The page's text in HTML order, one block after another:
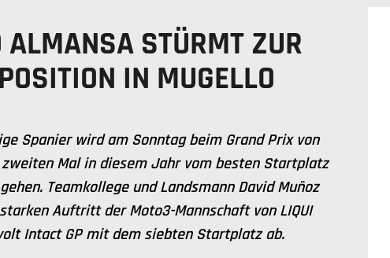
ALMANSA STÜRMT ZUR
IN MUGELLO
Spanier wird am Sonntag beim Grand Prix von
Mal in diesem Jahr vom besten Startplatz
Teamkollege und Landsmann David Muñoz
Auftritt der Moto3-Mannschaft von LIQUI
Intact GP mit dem siebten Startplatz ab.